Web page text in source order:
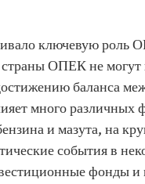
ключевую роль
страны ОПЕК не
баланса
много различных
и мазута, на
события в
фонды